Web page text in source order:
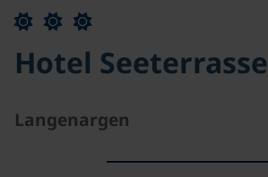
Hotel Seeterrasse
Langenargen